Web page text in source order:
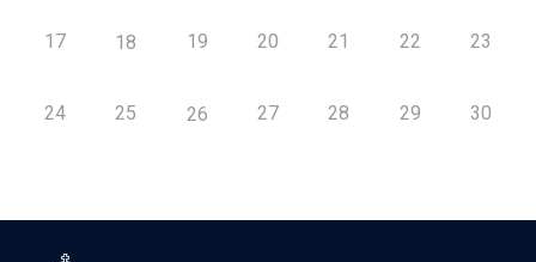
17 18 19 20 21 22 23
24 25 26 27 28 29 30